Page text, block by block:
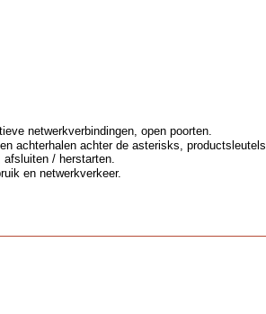
netwerkverbindingen, open poorten.
achterhalen achter de asterisks, productsleutels
afsluiten / herstarten.
en netwerkverkeer.